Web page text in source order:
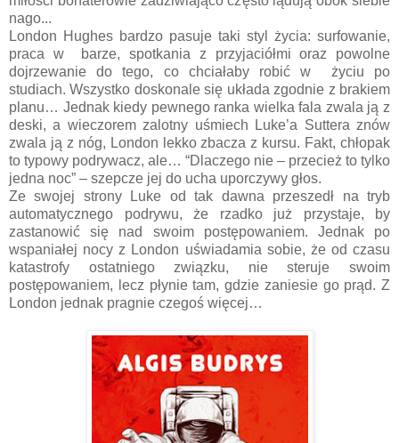
nago...
London Hughes bardzo pasuje taki styl życia: surfowanie,
praca w barze, spotkania z przyjaciółmi oraz powolne
dojrzewanie do tego, co chciałaby robić w życiu po
studiach. Wszystko doskonale się układa zgodnie z brakiem
planu… Jednak kiedy pewnego ranka wielka fala zwala ją z
deski, a wieczorem zalotny uśmiech Luke’a Suttera znów
zwala ją z nóg, London lekko zbacza z kursu. Fakt, chłopak
to typowy podrywacz, ale… “Dlaczego nie – przecież to tylko
jedna noc” – szepcze jej do ucha uporczywy głos.
Ze swojej strony Luke od tak dawna przeszedł na tryb
automatycznego podrywu, że rzadko już przystaje, by
zastanowić się nad swoim postępowaniem. Jednak po
wspaniałej nocy z London uświadamia sobie, że od czasu
katastrofy ostatniego związku, nie steruje swoim
postępowaniem, lecz płynie tam, gdzie zaniesie go prąd. Z
London jednak pragnie czegoś więcej…